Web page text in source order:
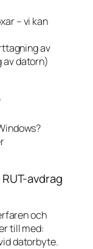
– vi kan
av
av datorn)
avdrag
och
till med:
datorbyte.